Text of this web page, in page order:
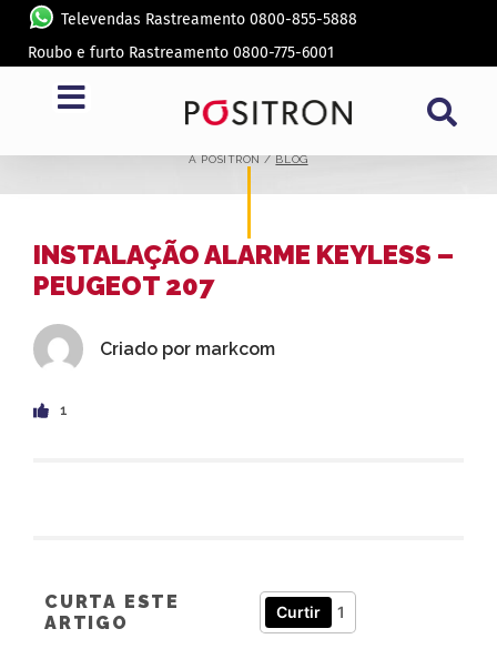
Televendas Rastreamento 0800-855-5888
Roubo e furto Rastreamento 0800-775-6001
BLOG
A PÓSITRON /BLOG
INSTALAÇÃO ALARME KEYLESS –
PEUGEOT 207
Criado por markcom
1
CURTA ESTE
ARTIGO
Curtir 1